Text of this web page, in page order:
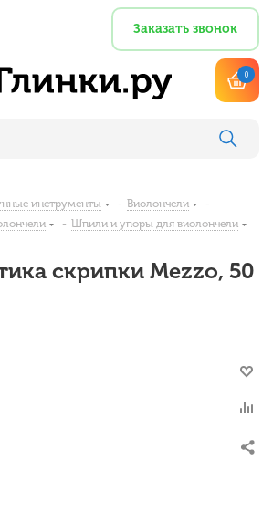
Заказать звонок
0
инструменты - Виолончели
-
- Шпили и упоры для виолончели
скрипки Mezzo, 50